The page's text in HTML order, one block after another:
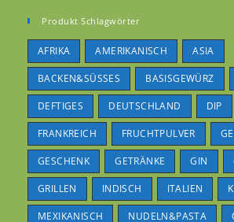
Produkt Schlagwörter
AFRIKA AMERIKANISCH ASIA
BACKEN&SÜSSES BASISGEWÜRZ
DEFTIGES DEUTSCHLAND DIP
FRANKREICH FRUCHTPULVER
GESCHENK GETRÄNKE GIN
GRILLEN INDISCH ITALIEN
MEXIKANISCH NUDELN&PASTA